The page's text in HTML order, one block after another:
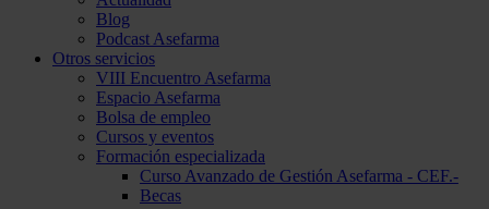
Blog
Podcast Asefarma
Otros servicios
VIII Encuentro Asefarma
Espacio Asefarma
Bolsa de empleo
Cursos y eventos
Formación especializada
Curso Avanzado de Gestión Asefarma - CEF.-
Becas